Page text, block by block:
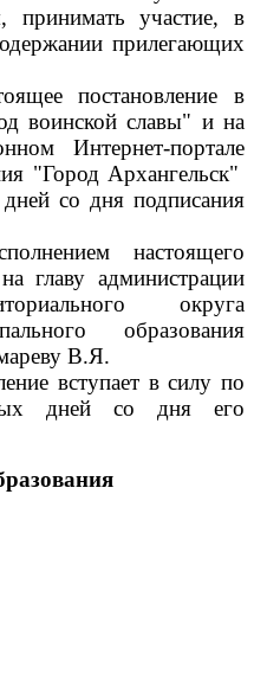
принимать участие, в
прилегающих
постановление в
воинской славы" и на
Интернет-портале
"Город Архангельск"
со дня подписания
настоящего
главу администрации
округа
образования
В.Я.
вступает в силу по
дней со дня его